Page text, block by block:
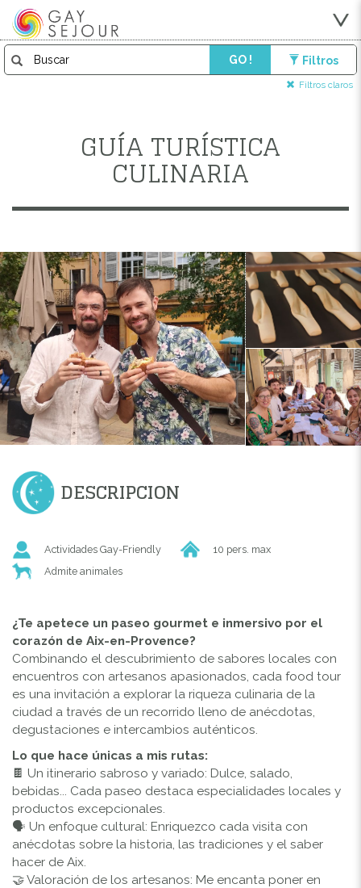
GO ! Filtros
Filtros claros
GUÍA TURÍSTICA
CULINARIA
DESCRIPCION
Actividades Gay-Friendly
10 pers. max
Admite animales
¿Te apetece un paseo gourmet e inmersivo por el
corazón de Aix-en-Provence?
Combinando el descubrimiento de sabores locales con
encuentros con artesanos apasionados, cada food tour
es una invitación a explorar la riqueza culinaria de la
ciudad a través de un recorrido lleno de anécdotas,
degustaciones e intercambios auténticos.
Lo que hace únicas a mis rutas:
🍫 Un itinerario sabroso y variado: Dulce, salado,
bebidas... Cada paseo destaca especialidades locales y
productos excepcionales.
🗣️ Un enfoque cultural: Enriquezco cada visita con
anécdotas sobre la historia, las tradiciones y el saber
hacer de Aix.
🤝 Valoración de los artesanos: Me encanta poner en